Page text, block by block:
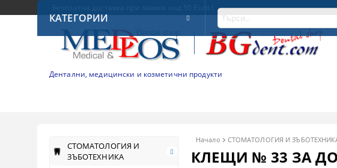
Дентални, медицински и козметични продукти
КАТЕГОРИИ
СТОМАТОЛОГИЯ И
ЗЪБОТЕХНИКА
Начало СТОМАТОЛОГИЯ И
КЛЕЩИ № 33 ЗА